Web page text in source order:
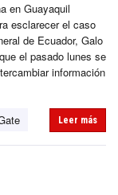
en Guayaquil
esclarecer el caso
de Ecuador, Galo
el pasado lunes se
información
Leer más